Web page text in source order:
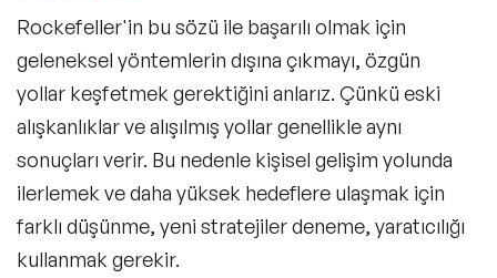
Rockefeller'in bu sözü ile başarılı olmak için
geleneksel yöntemlerin dışına çıkmayı, özgün
yollar keşfetmek gerektiğini anlarız. Çünkü eski
alışkanlıklar ve alışılmış yollar genellikle aynı
sonuçları verir. Bu nedenle kişisel gelişim yolunda
ilerlemek ve daha yüksek hedeflere ulaşmak için
farklı düşünme, yeni stratejiler deneme, yaratıcılığı
kullanmak gerekir.